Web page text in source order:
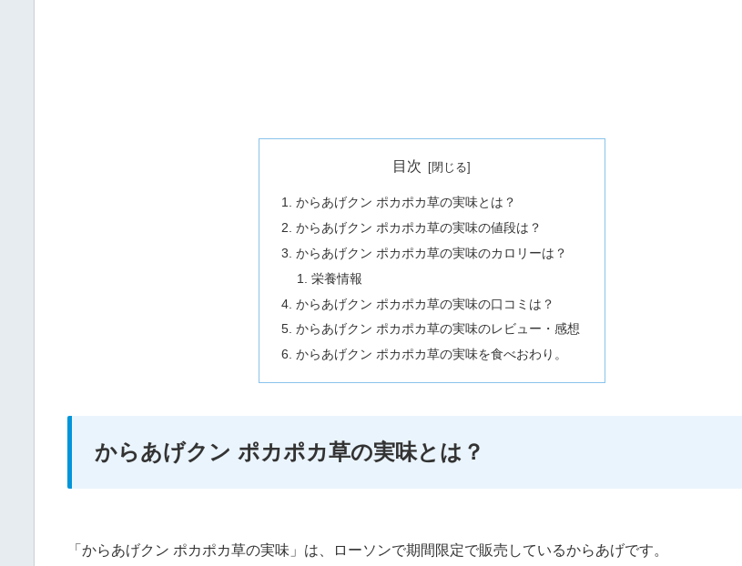
目次
からあげクン ポカポカ草の実味とは？
からあげクン ポカポカ草の実味の値段は？
からあげクン ポカポカ草の実味のカロリーは？
栄養情報
からあげクン ポカポカ草の実味の口コミは？
からあげクン ポカポカ草の実味のレビュー・感想
からあげクン ポカポカ草の実味を食べおわり。
からあげクン ポカポカ草の実味とは？
「からあげクン ポカポカ草の実味」は、ローソンで期間限定で販売しているからあげです。